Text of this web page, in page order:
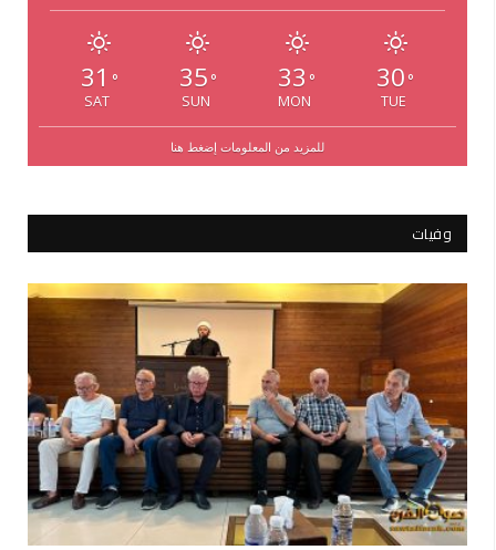
31 °
SAT
35 °
SUN
33 °
MON
30 °
TUE
للمزيد من المعلومات إضغط هنا
وفيات